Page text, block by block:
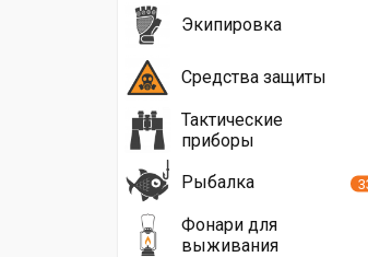
Экипировка
Средства защиты
Тактические
приборы
Рыбалка
Фонари для
выживания